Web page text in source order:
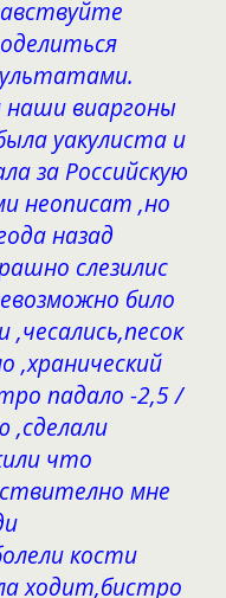
наши виаргоны
уакулиста и
за Российскую
неописат ,но
назад
слезилис
било
,чесались,песок
,хранический
падало -2,5 /
,сделали
что
мне
кости
ходит,бистро